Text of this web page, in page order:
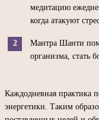
медитацию
когда атакуют
Мантра Шанти
организма, стать
Каждодневная практика
энергетики. Таким